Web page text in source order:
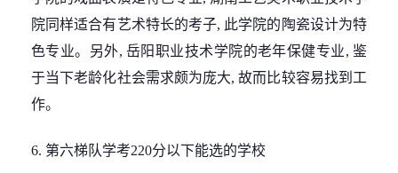
院同样适合有艺术特长的考子, 此学院的陶瓷设计为特
色专业。另外, 岳阳职业技术学院的老年保健专业, 鉴
于当下老龄化社会需求颇为庞大, 故而比较容易找到工
作。
6. 第六梯队学考220分以下能选的学校